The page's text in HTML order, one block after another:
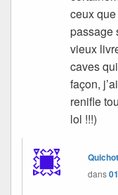
ceux
passage
vieux
caves
façon,
renifle
lol !!!)
dans